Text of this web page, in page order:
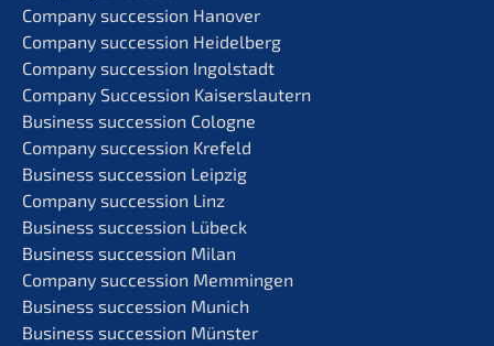
Compa­ny succes­si­on Hanover
Compa­ny succes­si­on Heidelberg
Compa­ny succes­si­on Ingolstadt
Compa­ny Succes­si­on Kaiserslautern
Business succes­si­on Cologne
Compa­ny succes­si­on Krefeld
Business succes­si­on Leipzig
Compa­ny succes­si­on Linz
Business succes­si­on Lübeck
Business succes­si­on Milan
Compa­ny succes­si­on Memmingen
Business succes­si­on Munich
Business succes­si­on Münster